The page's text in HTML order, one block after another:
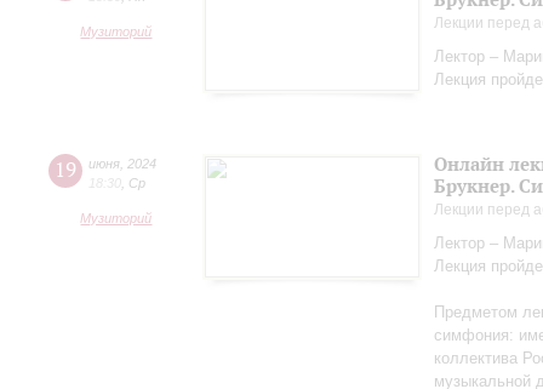
Музиторий Лекции перед
Лектор –
Лекция
19 июня 2024
18:30 Ср
Музиторий
Онлайн
Брукнер.
Лекции перед
Лектор –
Лекция
Предметом
симфония:
коллектива
музыкальной